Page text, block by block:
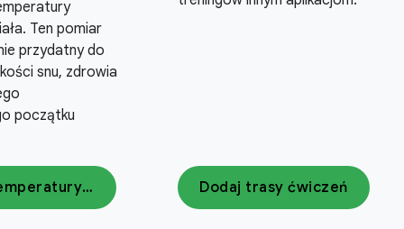
Ten pomiar
przydatny do
snu, zdrowia
początku
Pomiar temperatury skóry Dodaj trasy ćwiczeń